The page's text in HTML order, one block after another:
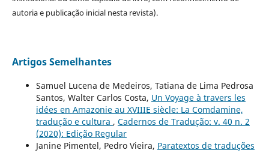
autoria e publicação inicial nesta revista).
Artigos Semelhantes
Samuel Lucena de Medeiros, Tatiana de Lima Pedrosa
Santos, Walter Carlos Costa, Un Voyage à travers les
idées en Amazonie au XVIIIE siècle: La Comdamine,
tradução e cultura , Cadernos de Tradução: v. 40 n. 2
(2020): Edição Regular
Janine Pimentel, Pedro Vieira, Paratextos de traduções